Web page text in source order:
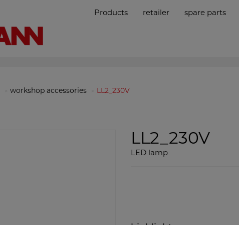
Products retailer spare parts
workshop accessories LL2_230V
LL2_230V
LED lamp